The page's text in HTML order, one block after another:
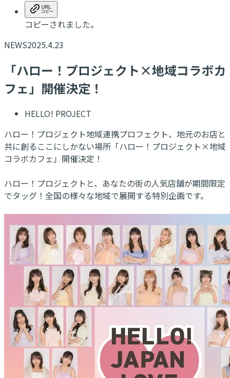
コピーされました。
NEWS2025.4.23
「ハロー！プロジェクト×地域コラボカ
フェ」開催決定！
HELLO! PROJECT
ハロー！プロジェクト地域連携プロフェクト、地元のお店と
共に創るここにしかない場所「ハロー！プロジェクト×地域
コラボカフェ」開催決定！
ハロー！プロジェクトと、あなたの街の人気店舗が期間限定
でタッグ！全国の様々な地域で展開する特別企画です。